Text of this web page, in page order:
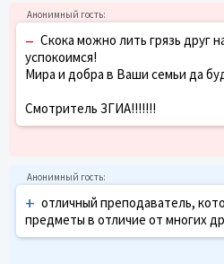
– Скока можно лить грязь друг
успокоимся!
Мира и добра в Ваши семьи да
Смотритель ЗГИА!!!!!!!
+ отличный преподаватель,
предметы в отличие от многих